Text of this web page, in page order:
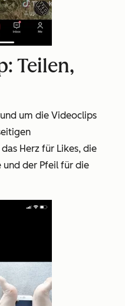
Teilen,
um die Videoclips
Herz für Likes, die
der Pfeil für die